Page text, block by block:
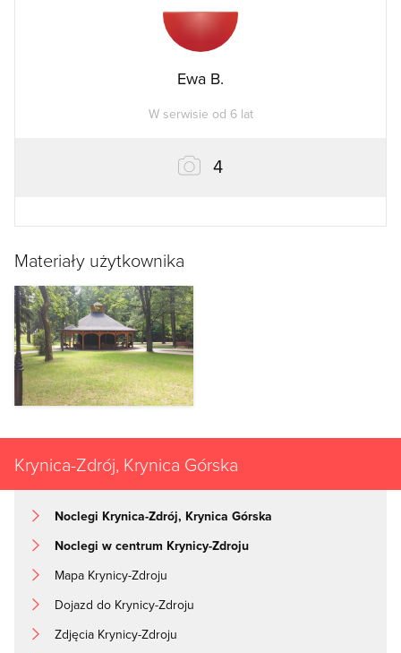
Ewa B.
W serwisie od 6 lat
4zdjęcia
Materiały użytkownika
Krynica-Zdrój, Krynica Górska
Noclegi Krynica-Zdrój, Krynica Górska
Noclegi w centrum Krynicy-Zdroju
Mapa Krynicy-Zdroju
Dojazd do Krynicy-Zdroju
Zdjęcia Krynicy-Zdroju